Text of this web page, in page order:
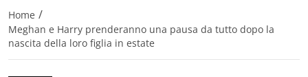
Home /
Meghan e Harry prenderanno una pausa da tutto dopo la
nascita della loro figlia in estate